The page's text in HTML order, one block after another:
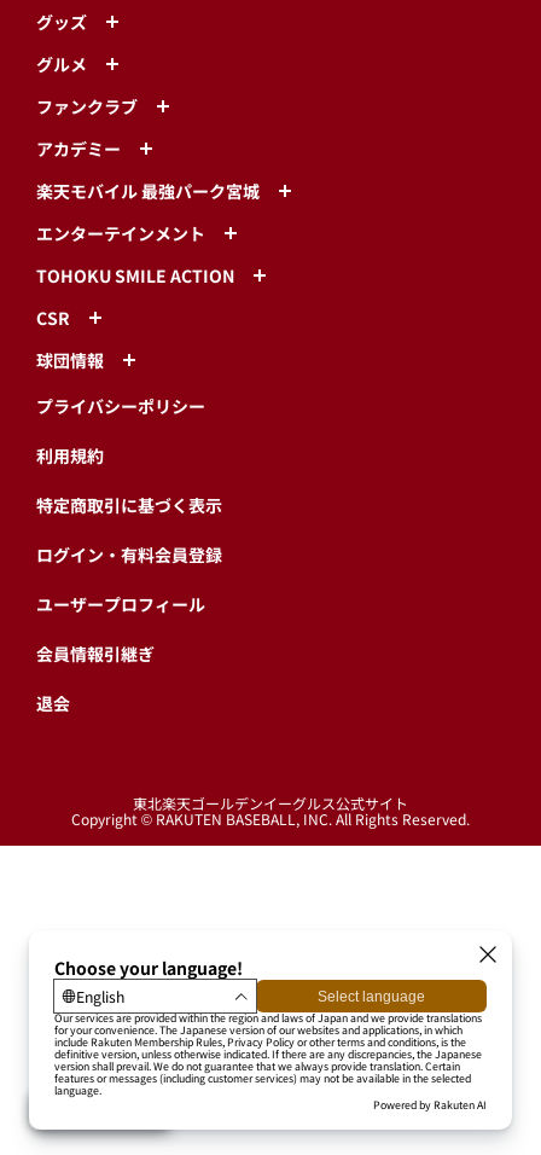
グッズ
グルメ
ファンクラブ
アカデミー
楽天モバイル 最強パーク宮城
エンターテインメント
TOHOKU SMILE ACTION
CSR
球団情報
プライバシーポリシー
利用規約
特定商取引に基づく表示
ログイン・有料会員登録
ユーザープロフィール
会員情報引継ぎ
退会
東北楽天ゴールデンイーグルス公式サイト
Copyright © RAKUTEN BASEBALL, INC. All Rights Reserved.